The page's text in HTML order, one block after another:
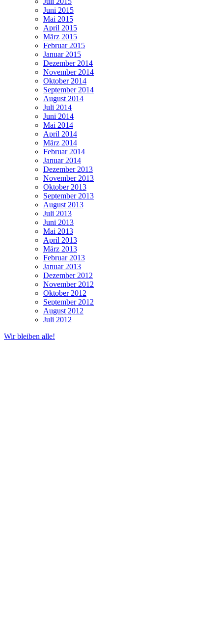
Juni 2015
Mai 2015
April 2015
März 2015
Februar 2015
Januar 2015
Dezember 2014
November 2014
Oktober 2014
September 2014
August 2014
Juli 2014
Juni 2014
Mai 2014
April 2014
März 2014
Februar 2014
Januar 2014
Dezember 2013
November 2013
Oktober 2013
September 2013
August 2013
Juli 2013
Juni 2013
Mai 2013
April 2013
März 2013
Februar 2013
Januar 2013
Dezember 2012
November 2012
Oktober 2012
September 2012
August 2012
Juli 2012
Wir bleiben alle!